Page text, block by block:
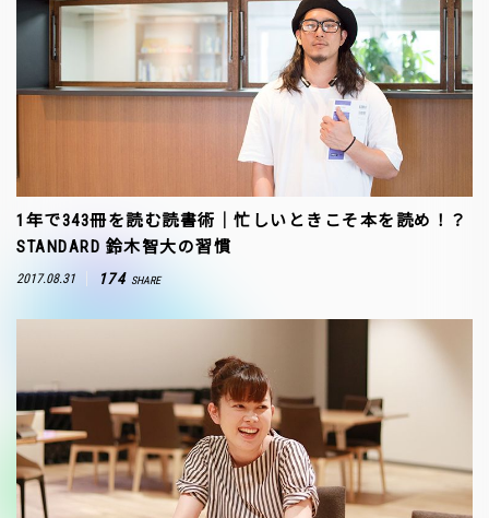
1年で343冊を読む読書術｜忙しいときこそ本を読め！？
STANDARD 鈴木智大の習慣
2017.08.31 174 SHARE